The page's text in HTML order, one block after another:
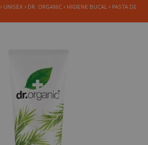
› UNISEX › DR. ORGANIC › HIGIENE BUCAL › PASTA DE